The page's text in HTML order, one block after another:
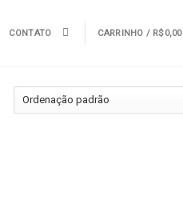
CONTATO CARRINHO / R$0,00